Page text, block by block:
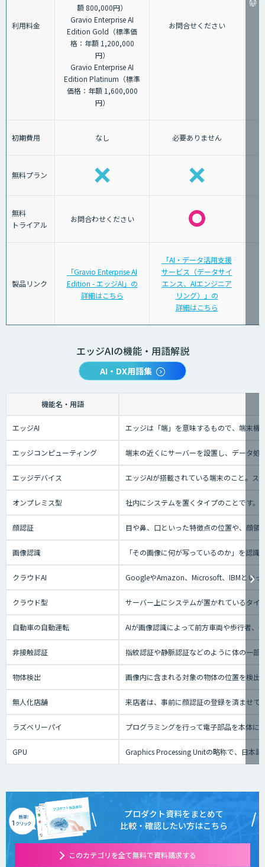
利用料金
額 800,000円）
Gravio Enterprise AI
Edition Gold（標準価
格：年額 1,200,000
円）
Gravio Enterprise AI
Edition Platinum（標準
価格：年額 1,600,000
円）
お問合せください
初期費用 なし 必要ありません
無料プラン
無料
トライアル
お問合わせください
製品リンク
「Gravio Enterprise AI
Edition - エッジAI」の
詳細はこちら
「AI・データ活用支援
サービス（データサイ
エンス、AIエンジニア
リング）」の
詳細はこちら
エッジAIの機能・用語解説
AI・DX用語集
機能名・用語
エッジAI エッジは「端」を意味するもので、端末機
エッジコンピューティング 端末の近くにサーバーを設置し、データ処
エッジデバイス エッジAIが搭載されている端末のこと。ス
オンプレミス型 社内にシステムを置くタイプのことです
顔認証 目や鼻、口といった特徴点の位置や、顔
画像認識 「その画像に何が写っているのか」を認
クラウドAI GoogleやAmazon、Microsoft、IBMといっ
クラウド型 サーバー上にシステムが置かれているタ
自動車の自動運転 AIが画像認識によって前方車両や歩行者、
非接触認証 指紋認証や静脈認証などのように体の一部
物体検出 画像内に含まれる対象の物体の位置を検出
無人化店舗 来店者は、事前に顔認証の登録を済ませて
ラズベリーパイ プログラミングを行って電子部品を本体
GPU Graphics Processing Unitの略称で、日本
プロダクト資料をまとめて
比較・確認したい方はこちら
このカテゴリを全て無料で資料請求する